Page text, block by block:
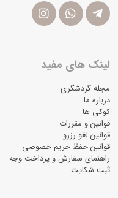
لینک های مفید
مجله گردشگری
درباره ما
کوکی ها
قوانین و مقررات
قوانین لغو رزرو
قوانین حفظ حریم خصوصی
راهنمای سفارش و پرداخت وجه
ثبت شکایت